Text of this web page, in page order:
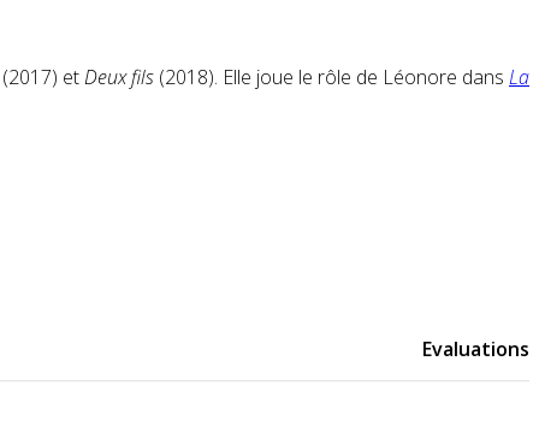
(2017) etDeux fils (2018). Elle joue le rôle de Léonore dans La
Evaluations